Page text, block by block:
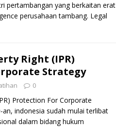
pertambangan yang berkaitan erat
perusahaan tambang. Legal
Right (IPR)
Strategy
0
Protection For Corporate
indonesia sudah mulai terlibat
dalam bidang hukum